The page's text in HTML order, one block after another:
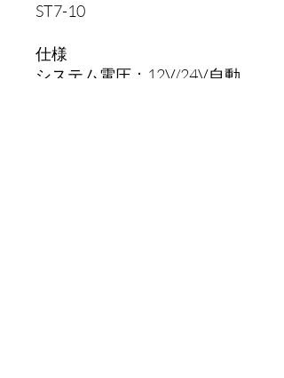
ST7-10
仕様
システム電圧：12V/24V自動